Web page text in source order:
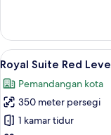
Two
Bedroom
Penthouse
Presidential
Suite
Red
Level
Lihat
semua
foto
untuk
Royal
6
Royal Suite Red
Pemandangan kota
350 meter persegi
1 kamar tidur